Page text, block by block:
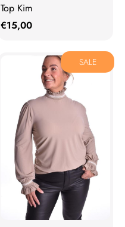
Top Kim
€15,00
SALE